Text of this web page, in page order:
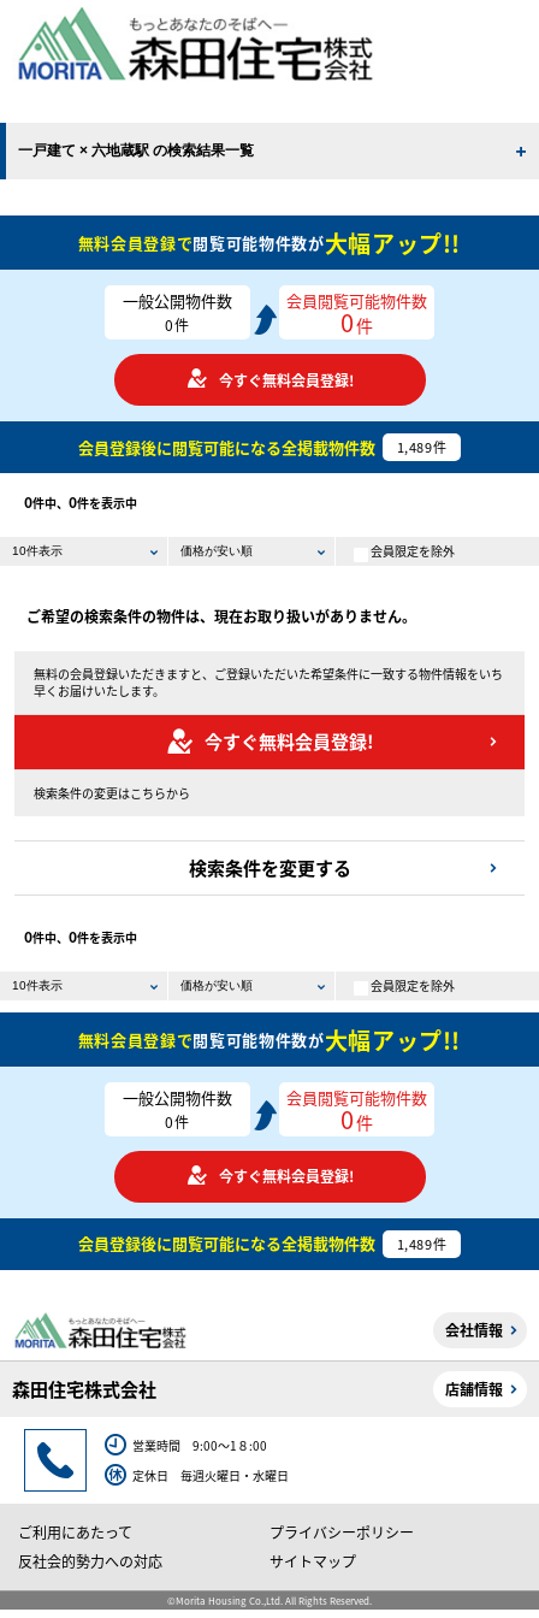
一戸建て × 六地蔵駅 の検索結果一覧
無料会員登録で閲覧可能物件数が大幅アップ!!
一般公開物件数
0件
会員閲覧可能物件数
0件
今すぐ無料会員登録!
会員登録後に閲覧可能になる全掲載物件数 1,489件
0件中、 0件を表示中
会員限定を除外
ご希望の検索条件の物件は、現在お取り扱いがありません。
無料の会員登録いただきますと、ご登録いただいた希望条件に一致する物件情報をいち
早くお届けいたします。
今すぐ無料会員登録!
検索条件の変更はこちらから
検索条件を変更する
0件中、 0件を表示中
会員限定を除外
無料会員登録で閲覧可能物件数が大幅アップ!!
一般公開物件数
0件
会員閲覧可能物件数
0件
今すぐ無料会員登録!
会員登録後に閲覧可能になる全掲載物件数 1,489件
会社情報
森田住宅株式会社 店舗情報
営業時間 9:00～1８:00
定休日 毎週火曜日・水曜日
ご利用にあたって
プライバシーポリシー
反社会的勢力への対応
サイトマップ
©Morita Housing Co.,Ltd. All Rights Reserved.